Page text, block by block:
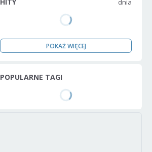
POKAŻ WIĘCEJ
POPULARNE TAGI